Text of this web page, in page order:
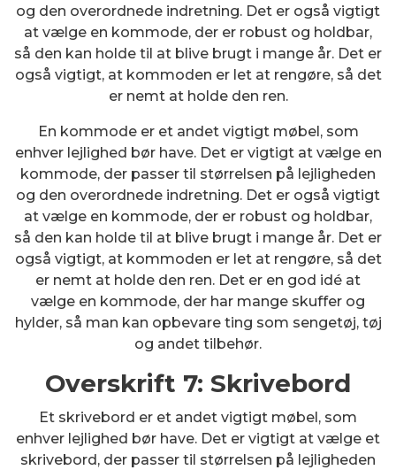
og den overordnede indretning. Det er også vigtigt
at vælge en kommode, der er robust og holdbar,
så den kan holde til at blive brugt i mange år. Det er
også vigtigt, at kommoden er let at rengøre, så det
er nemt at holde den ren.
En kommode er et andet vigtigt møbel, som
enhver lejlighed bør have. Det er vigtigt at vælge en
kommode, der passer til størrelsen på lejligheden
og den overordnede indretning. Det er også vigtigt
at vælge en kommode, der er robust og holdbar,
så den kan holde til at blive brugt i mange år. Det er
også vigtigt, at kommoden er let at rengøre, så det
er nemt at holde den ren. Det er en god idé at
vælge en kommode, der har mange skuffer og
hylder, så man kan opbevare ting som sengetøj, tøj
og andet tilbehør.
Overskrift 7: Skrivebord
Et skrivebord er et andet vigtigt møbel, som
enhver lejlighed bør have. Det er vigtigt at vælge et
skrivebord, der passer til størrelsen på lejligheden